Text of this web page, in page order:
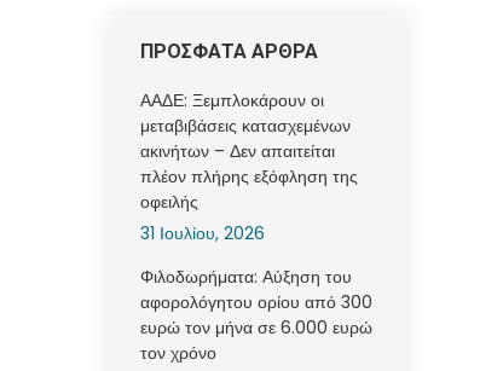
ΠΡΟΣΦΑΤΑ ΑΡΘΡΑ
ΑΑΔΕ: Ξεμπλοκάρουν οι
μεταβιβάσεις κατασχεμένων
ακινήτων – Δεν απαιτείται
πλέον πλήρης εξόφληση της
οφειλής
31 Ιουλίου, 2026
Φιλοδωρήματα: Αύξηση του
αφορολόγητου ορίου από 300
ευρώ τον μήνα σε 6.000 ευρώ
τον χρόνο